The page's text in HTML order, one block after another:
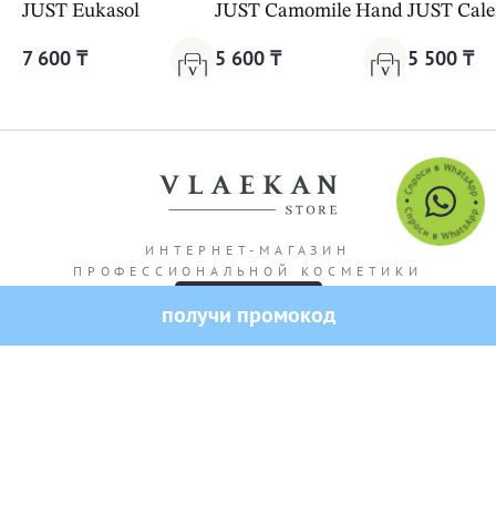
JUST Eukasol
7 600 ₸
JUST Camomile Hand Cream
5 600 ₸
JUST
5 500 ₸
ИНТЕРНЕТ-МАГАЗИН
ПРОФЕССИОНАЛЬНОЙ КОСМЕТИКИ
получи промокод